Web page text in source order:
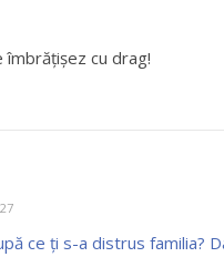
îmbrățișez cu drag!
ce ți s-a distrus familia?